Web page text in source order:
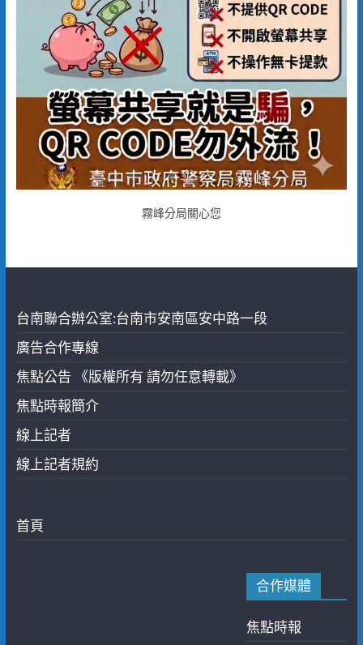
霧峰分局關心您
台南聯合辦公室:台南市安南區安中路一段
廣告合作專線
焦點公告 《版權所有 請勿任意轉載》
焦點時報簡介
線上記者
線上記者規約
首頁
合作媒體
焦點時報